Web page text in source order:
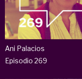
Ani Palacios
Episodio 269